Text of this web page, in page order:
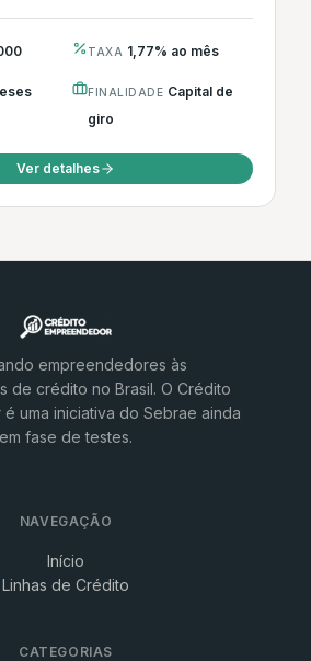
TAXA 1,77% ao mês
FINALIDADE Capital de
giro
Ver detalhes
empreendedores às
de crédito no Brasil. O Crédito
uma iniciativa do Sebrae ainda
em fase de testes.
NAVEGAÇÃO
Início
Linhas de Crédito
CATEGORIAS